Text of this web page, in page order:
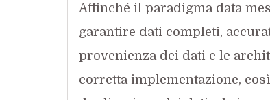
Affinché il paradigma data
garantire dati completi,
provenienza dei dati e le
corretta implementazione,